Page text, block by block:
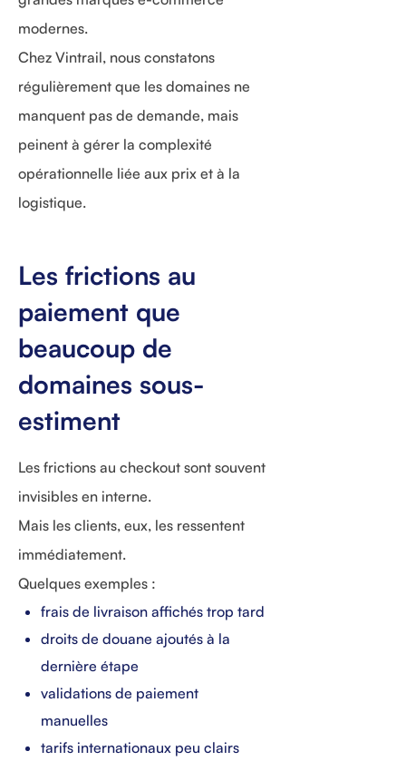
modernes.
Chez Vintrail, nous constatons
régulièrement que les domaines ne
manquent pas de demande, mais
peinent à gérer la complexité
opérationnelle liée aux prix et à la
logistique.
Les frictions au
paiement que
beaucoup de
domaines sous-
estiment
Les frictions au checkout sont souvent
invisibles en interne.
Mais les clients, eux, les ressentent
immédiatement.
Quelques exemples :
frais de livraison affichés trop tard
droits de douane ajoutés à la
dernière étape
validations de paiement
manuelles
tarifs internationaux peu clairs